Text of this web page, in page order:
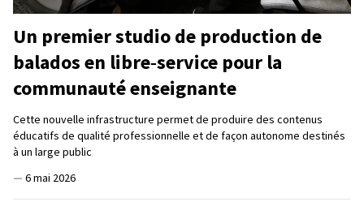
Un premier studio de production de
balados en libre‑service pour la
communauté enseignante
Cette nouvelle infrastructure permet de produire des contenus
éducatifs de qualité professionnelle et de façon autonome destinés
à un large public
— 6 mai 2026